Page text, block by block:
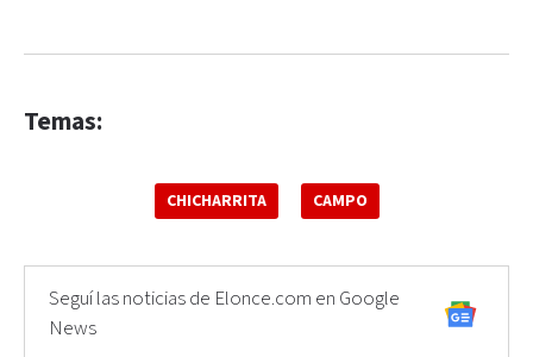
Temas:
CHICHARRITA CAMPO
Seguí las noticias de Elonce.com en Google
News